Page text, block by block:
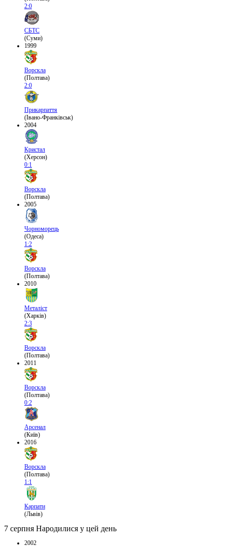
2:0
СБТС
(Суми)
1999
Ворскла
(Полтава)
2:0
Прикарпаття
(Івано-Франківськ)
2004
Кристал
(Херсон)
0:1
Ворскла
(Полтава)
2005
Чорноморець
(Одеса)
1:2
Ворскла
(Полтава)
2010
Металіст
(Харків)
2:3
Ворскла
(Полтава)
2011
Ворскла
(Полтава)
0:2
Арсенал
(Київ)
2016
Ворскла
(Полтава)
1:1
Карпати
(Львів)
7 серпня Народилися у цей день
2002